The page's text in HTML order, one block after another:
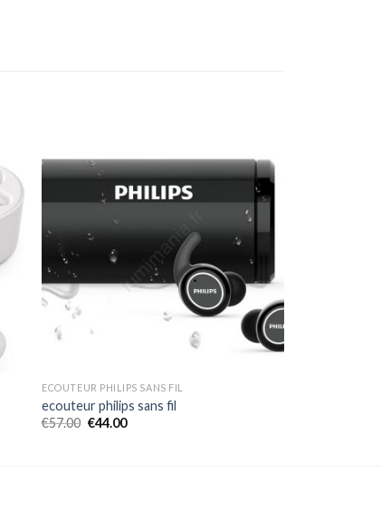
ECOUTEUR PHILIPS SANS FIL
ecouteur philips sans fil
€57.00 €44.00